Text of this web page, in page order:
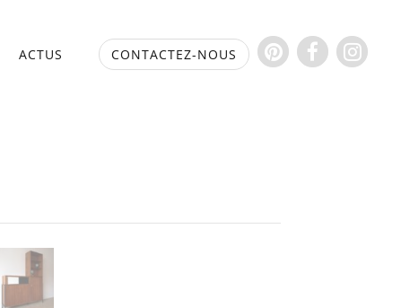
ACTUS CONTACTEZ-NOUS